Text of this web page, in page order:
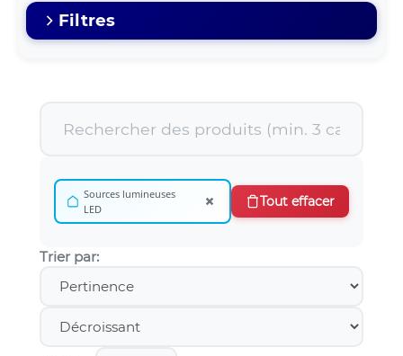
Filtres
Sources lumineuses
LED
× Tout effacer
Trier par: